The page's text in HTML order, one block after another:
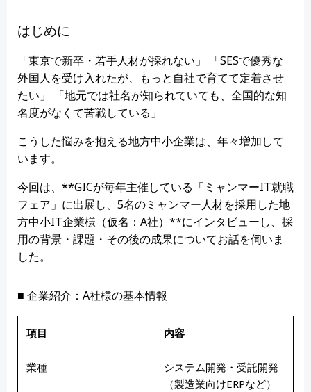
はじめに
「東京で新卒・若手人材が採れない」 「SESで優秀な
外国人を受け入れたが、もっと自社で育てて定着させ
たい」 「地元では社名が知られていても、全国的な知
名度がなくて苦戦している」
こうした悩みを抱える地方中小企業は、年々増加して
います。
今回は、**GICが毎年主催している「ミャンマーIT就職
フェア」に出展し、5名のミャンマー人材を採用した地
方中小IT企業様（仮名：A社）**にインタビューし、採
用の背景・課題・その後の成果についてお話を伺いま
した。
■ 企業紹介：A社様の基本情報
項目 内容
業種
システム開発・受託開発
（製造業向けERPなど）